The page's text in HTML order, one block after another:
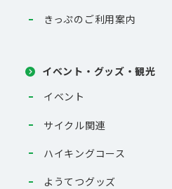
きっぷのご利用案内
イベント・グッズ・観光
イベント
サイクル関連
ハイキングコース
ようてつグッズ